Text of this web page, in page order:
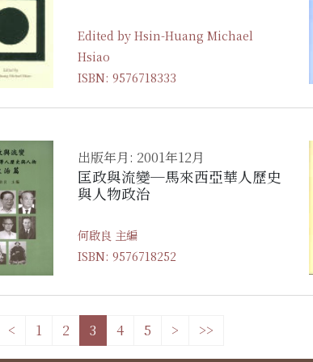
Edited by Hsin-Huang Michael
Hsiao
ISBN: 9576718333
出版年月: 2001年12月
匡政與流變─馬來西亞華人歷史
與人物政治
何啟良 主編
ISBN: 9576718252
< 1 2 3 4 5 > >>